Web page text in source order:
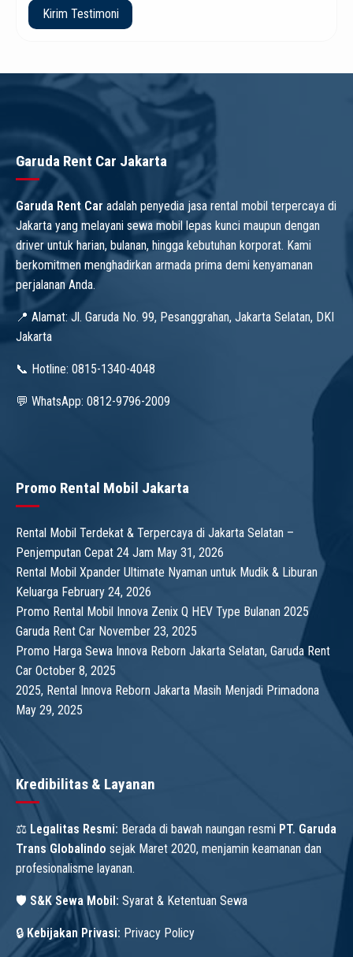
Garuda Rent Car Jakarta
Garuda Rent Car adalah penyedia jasa rental mobil terpercaya di
Jakarta yang melayani sewa mobil lepas kunci maupun dengan
driver untuk harian, bulanan, hingga kebutuhan korporat. Kami
berkomitmen menghadirkan armada prima demi kenyamanan
perjalanan Anda.
📍 Alamat: Jl. Garuda No. 99, Pesanggrahan, Jakarta Selatan, DKI
Jakarta
📞 Hotline: 0815-1340-4048
💬 WhatsApp: 0812-9796-2009
Promo Rental Mobil Jakarta
Rental Mobil Terdekat & Terpercaya di Jakarta Selatan –
Penjemputan Cepat 24 Jam May 31, 2026
Rental Mobil Xpander Ultimate Nyaman untuk Mudik & Liburan
Keluarga February 24, 2026
Promo Rental Mobil Innova Zenix Q HEV Type Bulanan 2025
Garuda Rent Car November 23, 2025
Promo Harga Sewa Innova Reborn Jakarta Selatan, Garuda Rent
Car October 8, 2025
2025, Rental Innova Reborn Jakarta Masih Menjadi Primadona
May 29, 2025
Kredibilitas & Layanan
⚖️ Legalitas Resmi: Berada di bawah naungan resmi PT. Garuda
Trans Globalindo sejak Maret 2020, menjamin keamanan dan
profesionalisme layanan.
🛡️ S&K Sewa Mobil: Syarat & Ketentuan Sewa
🔒 Kebijakan Privasi: Privacy Policy